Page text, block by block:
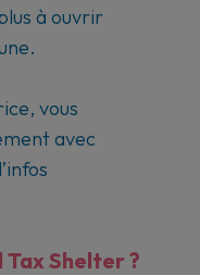
à ouvrir
vous
avec
Tax Shelter ?